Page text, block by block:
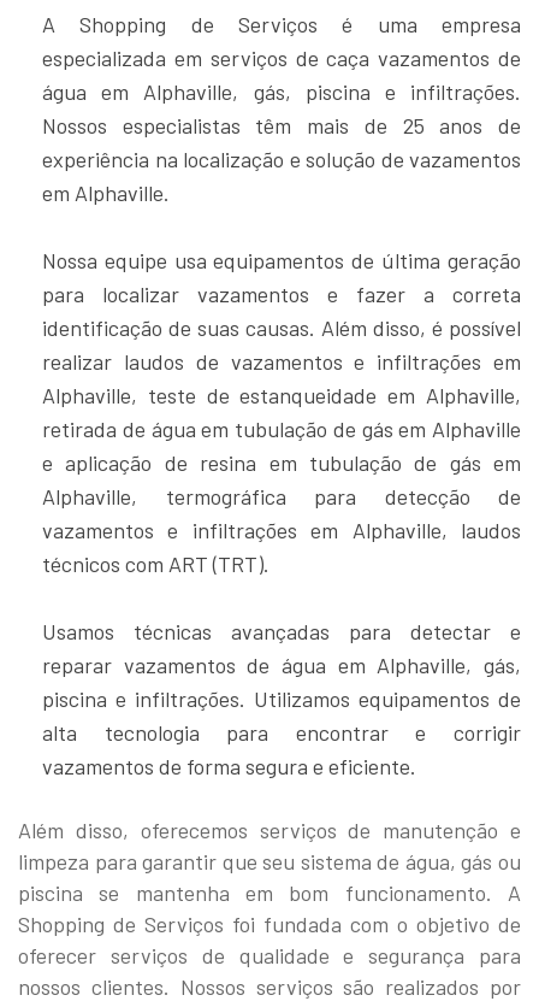
A Shopping de Serviços é uma empresa
especializada em serviços de caça vazamentos de
água em Alphaville, gás, piscina e infiltrações.
Nossos especialistas têm mais de 25 anos de
experiência na localização e solução de vazamentos
em Alphaville.
Nossa equipe usa equipamentos de última geração
para localizar vazamentos e fazer a correta
identificação de suas causas. Além disso, é possível
realizar laudos de vazamentos e infiltrações em
Alphaville, teste de estanqueidade em Alphaville,
retirada de água em tubulação de gás em Alphaville
e aplicação de resina em tubulação de gás em
Alphaville, termográfica para detecção de
vazamentos e infiltrações em Alphaville, laudos
técnicos com ART (TRT).
Usamos técnicas avançadas para detectar e
reparar vazamentos de água em Alphaville, gás,
piscina e infiltrações. Utilizamos equipamentos de
alta tecnologia para encontrar e corrigir
vazamentos de forma segura e eficiente.
Além disso, oferecemos serviços de manutenção e
limpeza para garantir que seu sistema de água, gás ou
piscina se mantenha em bom funcionamento. A
Shopping de Serviços foi fundada com o objetivo de
oferecer serviços de qualidade e segurança para
nossos clientes. Nossos serviços são realizados por